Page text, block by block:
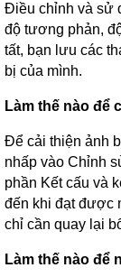
Điều chỉnh và sử
độ tương phản,
tất, bạn lưu các
bị của mình.
Làm thế nào để
Để cải thiện ảnh
nhấp vào Chỉnh
phần Kết cấu và
đến khi đạt được
chỉ cần quay lại
Làm thế nào để